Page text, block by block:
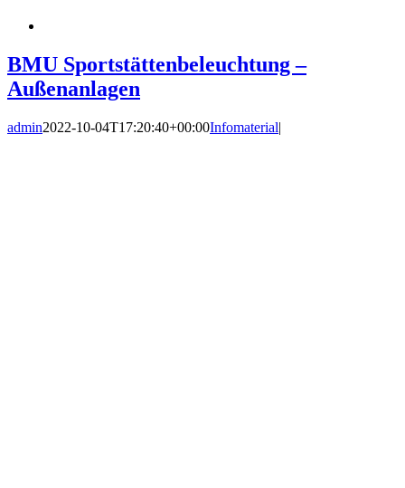
BMU Sportstättenbeleuchtung –
Außenanlagen
admin2022-10-04T17:20:40+00:00Infomaterial|